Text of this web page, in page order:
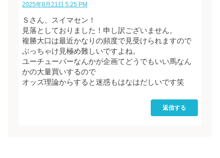
2025年8月21日 5:25 PM
Ｓさん、スイマセン！
見落としておりました！申し訳ございません。
複勝大口は最近かなりの頻度で見受けられますので
ぶっちゃけ見極め難しいですよね。
ユーチューバーなんかが企画てどうでもいい馬なん
かの大量買いするので
オッズ理論からすると迷惑もはなはだしいです笑
返信する